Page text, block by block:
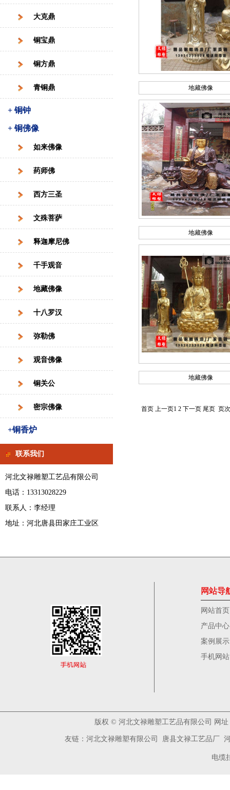
大克鼎
铜宝鼎
铜方鼎
青铜鼎
+ 铜钟
+ 铜佛像
如来佛像
药师佛
西方三圣
文殊菩萨
释迦摩尼佛
千手观音
地藏佛像
十八罗汉
弥勒佛
观音佛像
铜关公
密宗佛像
+铜香炉
联系我们
河北文禄雕塑工艺品有限公司
电话：13313028229
联系人：李经理
地址：河北唐县田家庄工业区
地藏佛像
地藏佛像
地藏佛像
首页 上一页1 2 下一页 尾页 页
网站导
网站首页
产品中心
案例展示
手机网站
版权 © 河北文禄雕塑工艺品有限公司 网
友链： 河北文禄雕塑有限公司 唐县文禄工艺品厂
电缆